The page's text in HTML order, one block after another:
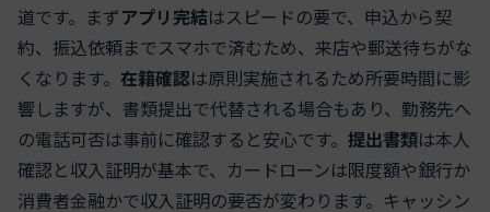
道です。まずアプリ完結はスピードの要で、申込から契
約、振込依頼までスマホで済むため、来店や郵送待ちがな
くなります。 在籍確認は原則実施されるため所要時間に影
響しますが、書類提出で代替される場合もあり、勤務先へ
の電話可否は事前に確認すると安心です。 提出書類は本人
確認と収入証明が基本で、カードローンは限度額や銀行か
消費者金融かで収入証明の要否が変わります。キャッシン